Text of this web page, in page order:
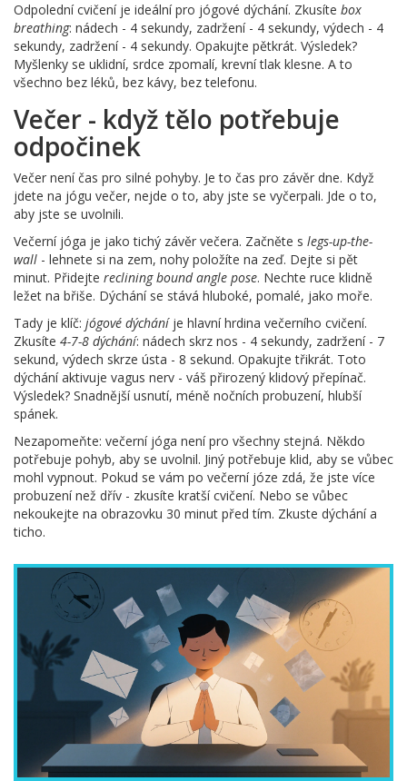
Odpolední cvičení je ideální pro jógové dýchání. Zkusíte box
breathing: nádech - 4 sekundy, zadržení - 4 sekundy, výdech - 4
sekundy, zadržení - 4 sekundy. Opakujte pětkrát. Výsledek?
Myšlenky se uklidní, srdce zpomalí, krevní tlak klesne. A to
všechno bez léků, bez kávy, bez telefonu.
Večer - když tělo potřebuje
odpočinek
Večer není čas pro silné pohyby. Je to čas pro závěr dne. Když
jdete na jógu večer, nejde o to, aby jste se vyčerpali. Jde o to,
aby jste se uvolnili.
Večerní jóga je jako tichý závěr večera. Začněte s legs-up-the-
wall - lehnete si na zem, nohy položíte na zeď. Dejte si pět
minut. Přidejte reclining bound angle pose. Nechte ruce klidně
ležet na břiše. Dýchání se stává hluboké, pomalé, jako moře.
Tady je klíč: jógové dýcháníje hlavní hrdina večerního cvičení.
Zkusíte 4-7-8 dýchání: nádech skrz nos - 4 sekundy, zadržení - 7
sekund, výdech skrze ústa - 8 sekund. Opakujte třikrát. Toto
dýchání aktivuje vagus nerv - váš přirozený klidový přepínač.
Výsledek? Snadnější usnutí, méně nočních probuzení, hlubší
spánek.
Nezapomeňte: večerní jóga není pro všechny stejná. Někdo
potřebuje pohyb, aby se uvolnil. Jiný potřebuje klid, aby se vůbec
mohl vypnout. Pokud se vám po večerní józe zdá, že jste více
probuzení než dřív - zkusíte kratší cvičení. Nebo se vůbec
nekoukejte na obrazovku 30 minut před tím. Zkuste dýchání a
ticho.